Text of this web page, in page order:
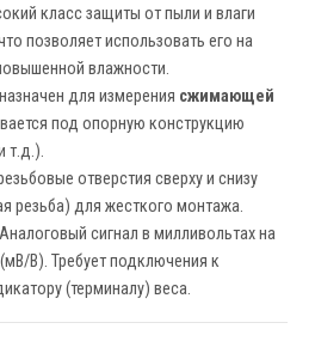
класс защиты от пыли и влаги
позволяет использовать его на
влажности.
для измерения сжимающей
под опорную конструкцию
т.д.).
отверстия сверху и снизу
резьба) для жесткого монтажа.
Аналоговый сигнал в милливольтах на
В). Требует подключения к
(терминалу) веса.